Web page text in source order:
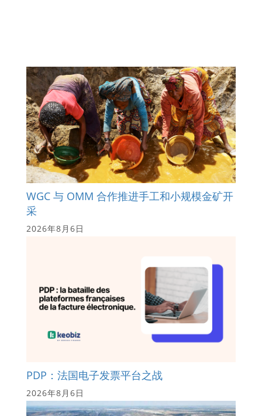
WGC 与 OMM 合作推进手工和小规模金矿开
采
2026年8月6日
PDP：法国电子发票平台之战
2026年8月6日